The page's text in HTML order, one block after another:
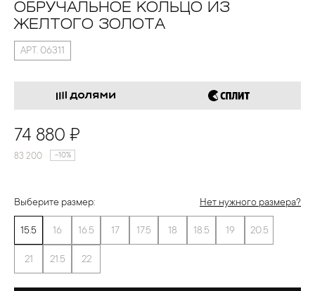
ОБРУЧАЛЬНОЕ КОЛЬЦО ИЗ
ЖЕЛТОГО ЗОЛОТА
АРТ. 06311
74 880 ₽
83 200 -10%
Выберите размер: Нет нужного размера?
15.5 16 16.5 17 17.5 18 18.5 19 20.5
21 21.5 22